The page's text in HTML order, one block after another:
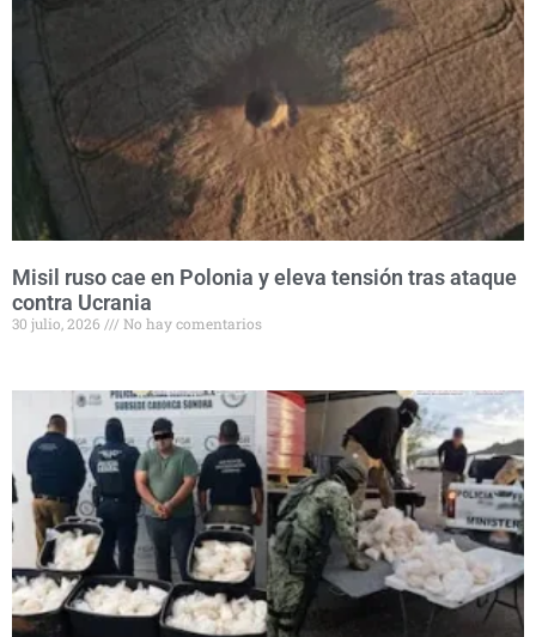
Misil ruso cae en Polonia y eleva tensión tras ataque
contra Ucrania
30 julio, 2026 No hay comentarios